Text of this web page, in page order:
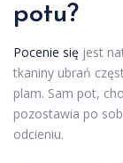
potu?
Pocenie się jest
tkaniny ubrań
plam. Sam pot,
pozostawia po
odcieniu.